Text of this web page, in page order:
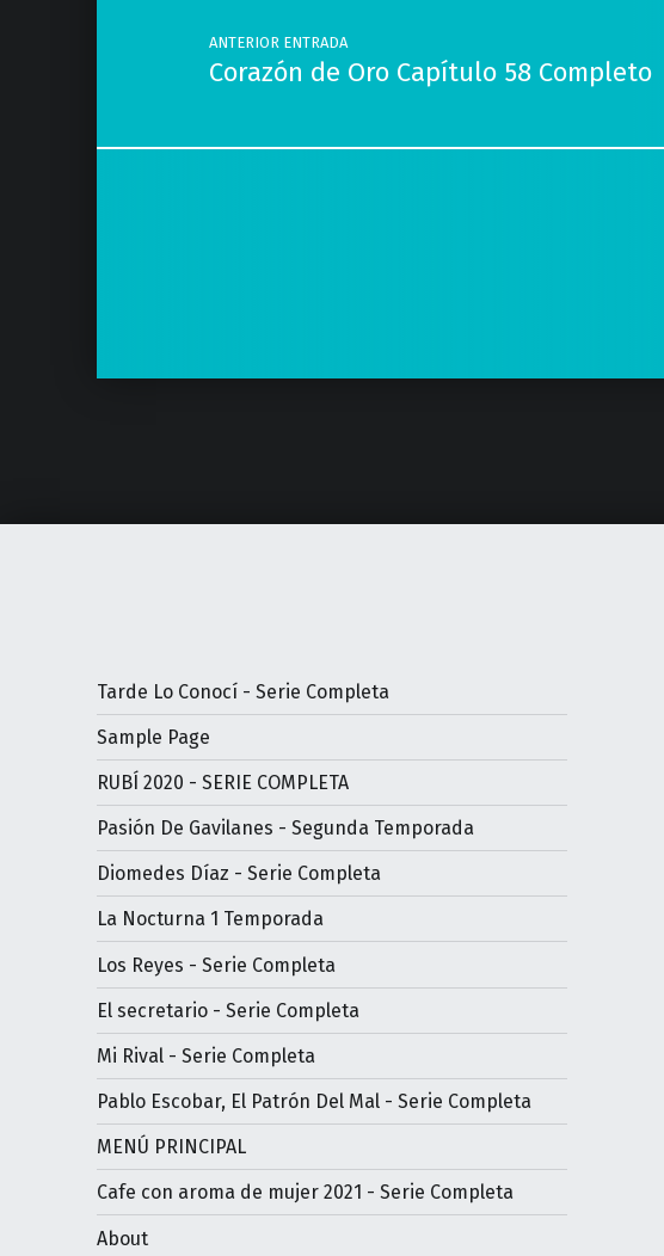
ANTERIOR ENTRADA
Corazón de Oro Capítulo 58 Completo
Tarde Lo Conocí - Serie Completa
Sample Page
RUBÍ 2020 - SERIE COMPLETA
Pasión De Gavilanes - Segunda Temporada
Diomedes Díaz - Serie Completa
La Nocturna 1 Temporada
Los Reyes - Serie Completa
El secretario - Serie Completa
Mi Rival - Serie Completa
Pablo Escobar, El Patrón Del Mal - Serie Completa
MENÚ PRINCIPAL
Cafe con aroma de mujer 2021 - Serie Completa
About